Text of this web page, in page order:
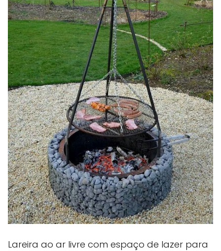
Lareira ao ar livre com espaço de lazer para